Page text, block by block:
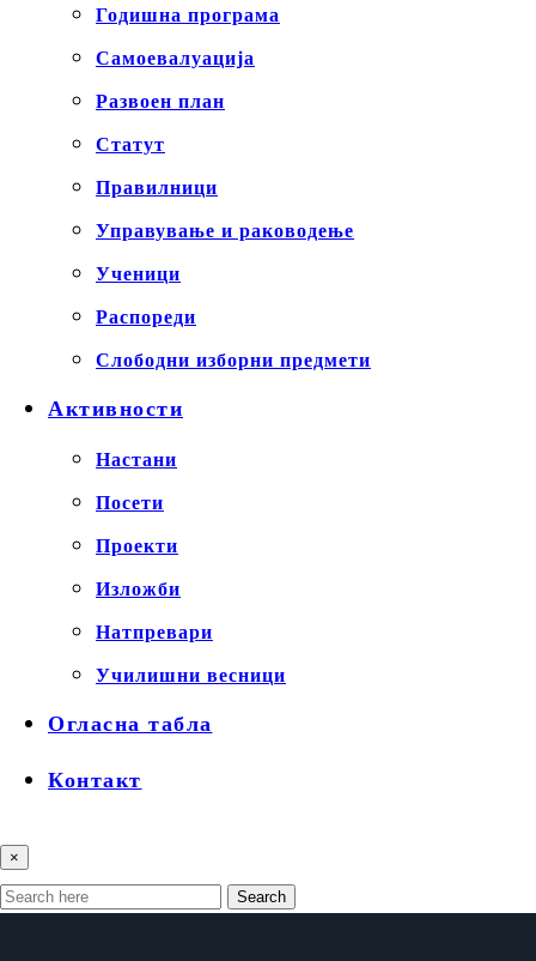
Годишна програма
Самоевалуација
Развоен план
Статут
Правилници
Управување и раководење
Ученици
Распореди
Слободни изборни предмети
Активности
Настани
Посети
Проекти
Изложби
Натпревари
Училишни весници
Огласна табла
Контакт
×
Search